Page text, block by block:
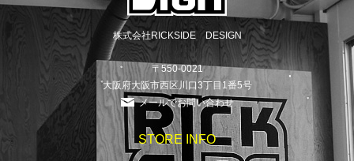
株式会社RICKSIDE DESIGN
〒550-0021
大阪府大阪市西区川口3丁目1番5号
メールでお問い合わせ
STORE INFO